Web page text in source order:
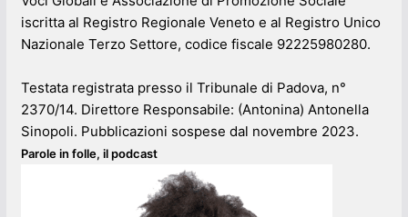
iscritta al Registro Regionale Veneto e al Registro Unico
Nazionale Terzo Settore, codice fiscale 92225980280.
Testata registrata presso il Tribunale di Padova, n°
2370/14. Direttore Responsabile: (Antonina) Antonella
Sinopoli. Pubblicazioni sospese dal novembre 2023.
Parole in folle, il podcast